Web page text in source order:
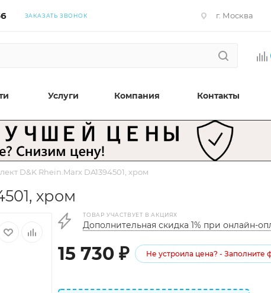
ЗАКАЗАТЬ ЗВОНОК г. Москва
Услуги Компания Контакты
D&K Rhein.Marx DA1394501, хром
хром
ТОВАР УЧАСТВУЕТ В АКЦИЯХ
Дополнительная скидка 1% при онлайн-
15 730 ₽ Не устроила цена? - Заполните